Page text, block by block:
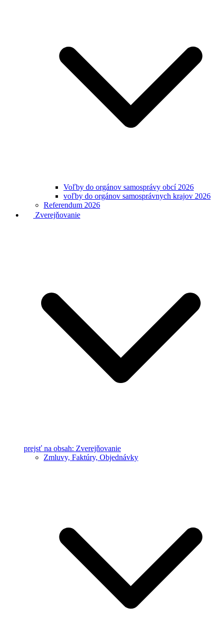
Voľby do orgánov samosprávy obcí 2026
voľby do orgánov samosprávnych krajov 2026
Referendum 2026
Zverejňovanie
prejsť na obsah: Zverejňovanie
Zmluvy, Faktúry, Objednávky